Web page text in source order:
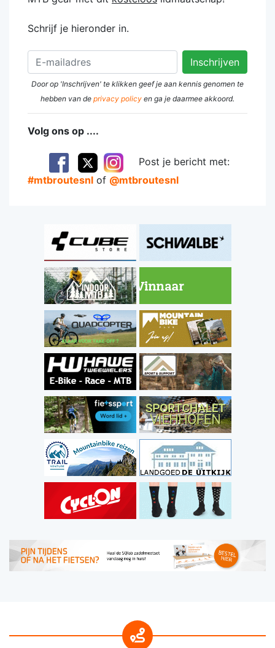
Schrijf je hieronder in.
Door op 'Inschrijven' te klikken geef je aan kennis genomen te
hebben van de privacy policy en ga je daarmee akkoord.
Volg ons op ....
Post je bericht met:
#mtbroutesnl of @mtbroutesnl